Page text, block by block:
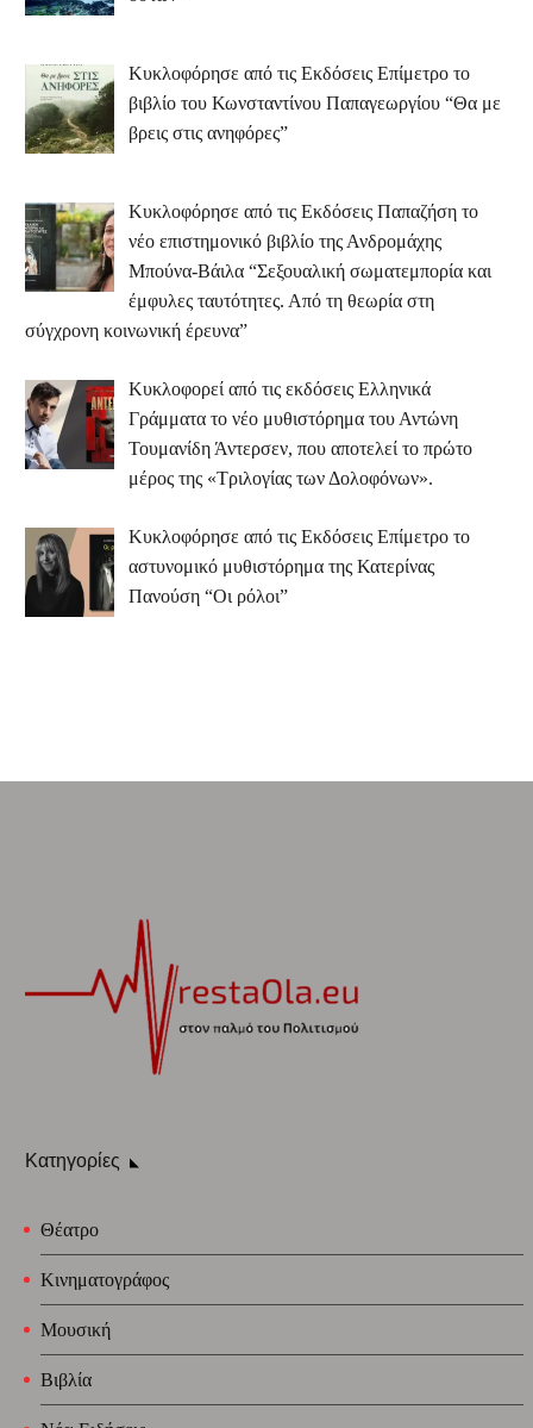
Κυκλοφόρησε από τις Εκδόσεις Επίμετρο το
βιβλίο του Κωνσταντίνου Παπαγεωργίου “Θα με
βρεις στις ανηφόρες”
Κυκλοφόρησε από τις Εκδόσεις Παπαζήση το
νέο επιστημονικό βιβλίο της Ανδρομάχης
Μπούνα-Βάιλα “Σεξουαλική σωματεμπορία και
έμφυλες ταυτότητες. Από τη θεωρία στη
σύγχρονη κοινωνική έρευνα”
Κυκλοφορεί από τις εκδόσεις Ελληνικά
Γράμματα το νέο μυθιστόρημα του Αντώνη
Τουμανίδη Άντερσεν, που αποτελεί το πρώτο
μέρος της «Τριλογίας των Δολοφόνων».
Κυκλοφόρησε από τις Εκδόσεις Επίμετρο το
αστυνομικό μυθιστόρημα της Κατερίνας
Πανούση “Οι ρόλοι”
Κατηγορίες
Θέατρο
Κινηματογράφος
Μουσική
Βιβλία